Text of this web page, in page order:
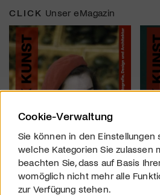
CLICK Unser eMagazin
Cookie-Verwaltung
Sie können in den Einstellungen
welche Kategorien Sie zulassen
beachten Sie, dass auf Basis
womöglich nicht mehr alle
zur Verfügung stehen.